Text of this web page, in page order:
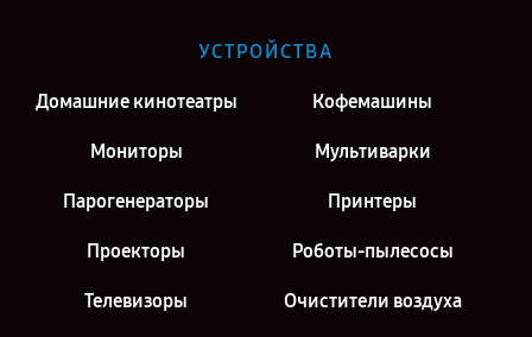
Ремонт пылесоса Philips FC9728/01 в г. Киров
УСТРОЙСТВА
Домашние кинотеатры Кофемашины
Мониторы Мультиварки
Парогенераторы Принтеры
Проекторы Роботы-пылесосы
Телевизоры Очистители воздуха